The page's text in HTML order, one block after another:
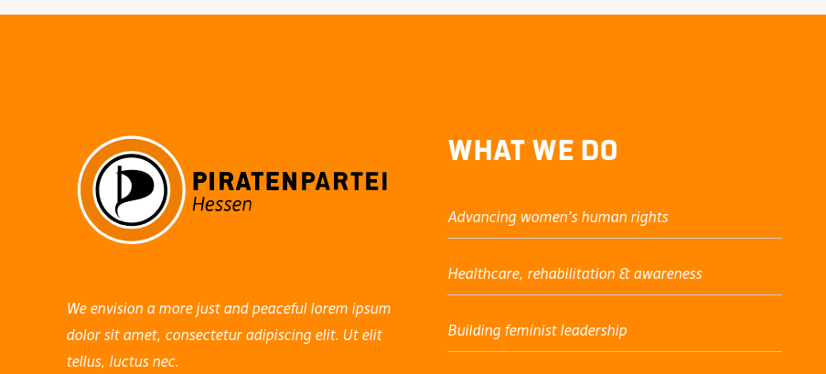
We envision a more just and peaceful lorem ipsum
dolor sit amet, consectetur adipiscing elit. Ut elit
tellus, luctus nec.
What We Do
Advancing women’s human rights
Healthcare, rehabilitation & awareness
Building feminist leadership